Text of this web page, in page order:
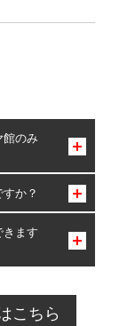
館のみ
。か？
同時にご予約が
きます
場合のご予約
こちら